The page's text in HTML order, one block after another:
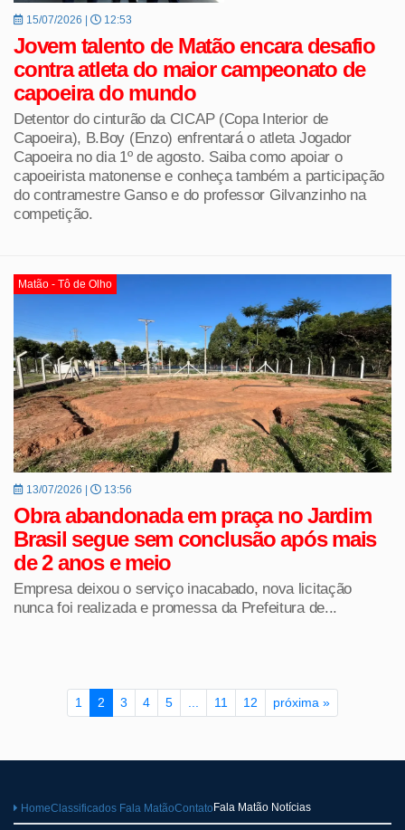
15/07/2026 | 12:53
Jovem talento de Matão encara desafio
contra atleta do maior campeonato de
capoeira do mundo
Detentor do cinturão da CICAP (Copa Interior de
Capoeira), B.Boy (Enzo) enfrentará o atleta Jogador
Capoeira no dia 1º de agosto. Saiba como apoiar o
capoeirista matonense e conheça também a participação
do contramestre Ganso e do professor Gilvanzinho na
competição.
Matão - Tô de Olho
13/07/2026 | 13:56
Obra abandonada em praça no Jardim
Brasil segue sem conclusão após mais
de 2 anos e meio
Empresa deixou o serviço inacabado, nova licitação
nunca foi realizada e promessa da Prefeitura de...
1 2 3 4 5 ... 11 12 próxima »
HomeClassificados Fala MatãoContato Fala Matão Notícias